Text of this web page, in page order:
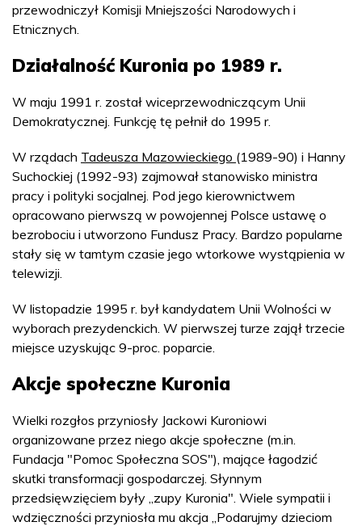
przewodniczył Komisji Mniejszości Narodowych i
Etnicznych.
Działalność Kuronia po 1989 r.
W maju 1991 r. został wiceprzewodniczącym Unii
Demokratycznej. Funkcję tę pełnił do 1995 r.
W rządach Tadeusza Mazowieckiego (1989-90) i Hanny
Suchockiej (1992-93) zajmował stanowisko ministra
pracy i polityki socjalnej. Pod jego kierownictwem
opracowano pierwszą w powojennej Polsce ustawę o
bezrobociu i utworzono Fundusz Pracy. Bardzo popularne
stały się w tamtym czasie jego wtorkowe wystąpienia w
telewizji.
W listopadzie 1995 r. był kandydatem Unii Wolności w
wyborach prezydenckich. W pierwszej turze zajął trzecie
miejsce uzyskując 9-proc. poparcie.
Akcje społeczne Kuronia
Wielki rozgłos przyniosły Jackowi Kuroniowi
organizowane przez niego akcje społeczne (m.in.
Fundacja "Pomoc Społeczna SOS"), mające łagodzić
skutki transformacji gospodarczej. Słynnym
przedsięwzięciem były „zupy Kuronia". Wiele sympatii i
wdzięczności przyniosła mu akcja „Podarujmy dzieciom